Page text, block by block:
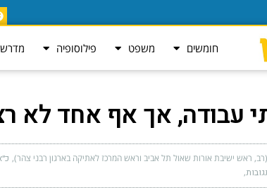
חומשים משפט פילוסופיה מדרש
עבודה, אך אף אחד לא
(רב, ראש ישיבת אורות שאול תל אביב וראש המרכז לאתיקה בארגון רבני צהר)